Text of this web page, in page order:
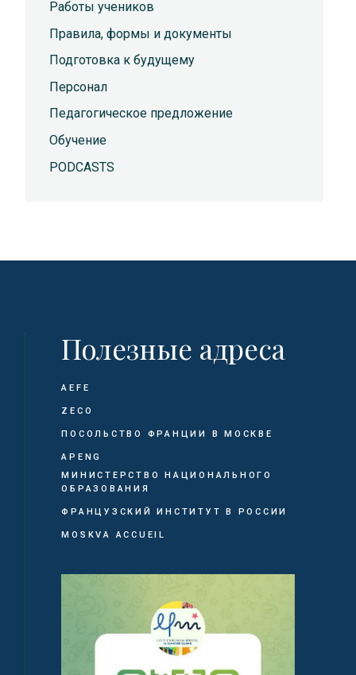
Работы учеников
Правила, формы и документы
Подготовка к будущему
Персонал
Педагогическое предложение
Обучение
PODCASTS
Полезные адреса
AEFE
ZECO
ПОСОЛЬСТВО ФРАНЦИИ В МОСКВЕ
APENG
МИНИСТЕРСТВО НАЦИОНАЛЬНОГО
ОБРАЗОВАНИЯ
ФРАНЦУЗСКИЙ ИНСТИТУТ В РОССИИ
MOSKVA ACCUEIL